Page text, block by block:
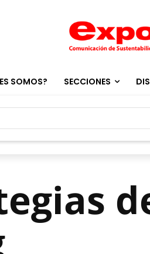
SOMOS? SECCIONES